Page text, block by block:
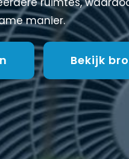
manier.
Bekijk